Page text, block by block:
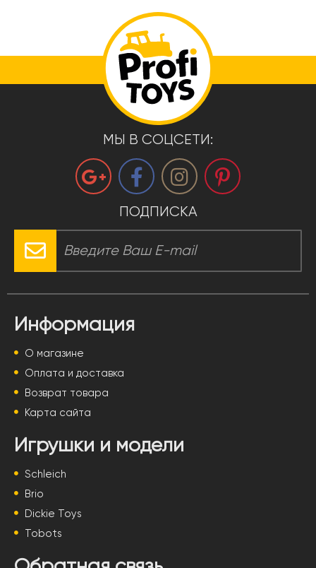
МЫ В СОЦСЕТИ:
ПОДПИСКА
Информация
О магазине
Оплата и доставка
Возврат товара
Карта сайта
Игрушки и модели
Schleich
Brio
Dickie Toys
Tobots